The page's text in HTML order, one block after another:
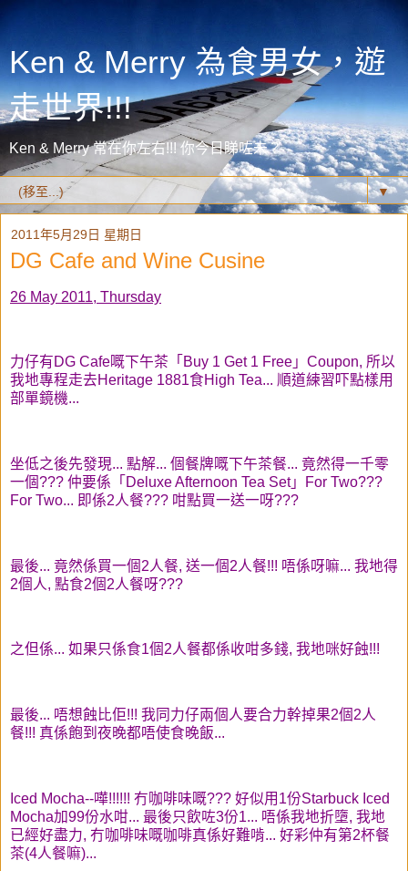
Ken & Merry 為食男女，遊
走世界!!!
Ken & Merry 常在你左右!!! 你今日睇咗未？
▼
2011年5月29日 星期日
DG Cafe and Wine Cusine
26 May 2011, Thursday
力仔有DG Cafe嘅下午茶「Buy 1 Get 1 Free」Coupon, 所以
我地專程走去Heritage 1881食High Tea... 順道練習吓點樣用
部單鏡機...
坐低之後先發現... 點解... 個餐牌嘅下午茶餐... 竟然得一千零
一個??? 仲要係「Deluxe Afternoon Tea Set」For Two???
For Two... 即係2人餐??? 咁點買一送一呀???
最後... 竟然係買一個2人餐, 送一個2人餐!!! 唔係呀嘛... 我地得
2個人, 點食2個2人餐呀???
之但係... 如果只係食1個2人餐都係收咁多錢, 我地咪好蝕!!!
最後... 唔想蝕比佢!!! 我同力仔兩個人要合力幹掉果2個2人
餐!!! 真係飽到夜晚都唔使食晚飯...
Iced Mocha--嘩!!!!!! 冇咖啡味嘅??? 好似用1份Starbuck Iced
Mocha加99份水咁... 最後只飲咗3份1... 唔係我地折墮, 我地
已經好盡力, 冇咖啡味嘅咖啡真係好難啃... 好彩仲有第2杯餐
茶(4人餐嘛)...